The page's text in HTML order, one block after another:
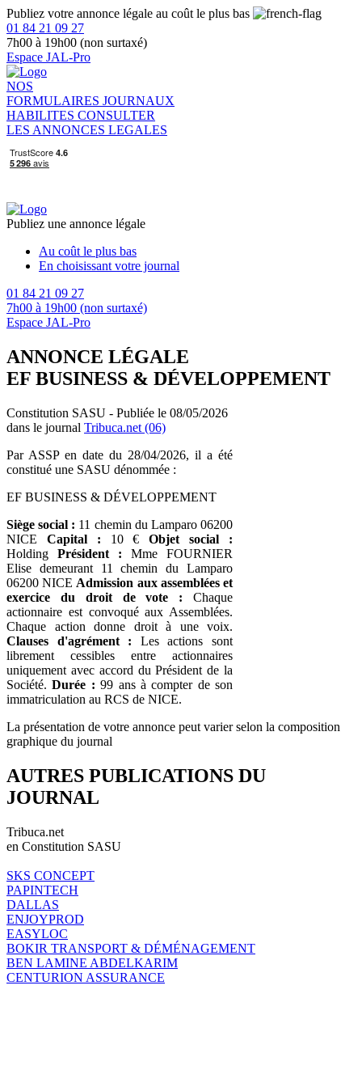
Publiez votre annonce légale au coût le plus bas
01 84 21 09 27
7h00 à 19h00 (non surtaxé)
Espace JAL-Pro
NOS
FORMULAIRES JOURNAUX
HABILITES CONSULTER
LES ANNONCES LEGALES
Publiez une annonce légale
Au coût le plus bas
En choisissant votre journal
01 84 21 09 27
7h00 à 19h00 (non surtaxé)
Espace JAL-Pro
ANNONCE LÉGALE
EF BUSINESS & DÉVELOPPEMENT
Constitution SASU - Publiée le 08/05/2026
dans le journal Tribuca.net (06)
Par ASSP en date du 28/04/2026, il a été
constitué une SASU dénommée :
EF BUSINESS & DÉVELOPPEMENT
Siège social : 11 chemin du Lamparo 06200
NICE Capital : 10 €Objet social :
Holding Président : Mme FOURNIER
Elise demeurant 11 chemin du Lamparo
06200 NICE Admission aux assemblées et
exercice du droit de vote : Chaque
actionnaire est convoqué aux Assemblées.
Chaque action donne droit à une voix.
Clauses d'agrément : Les actions sont
librement cessibles entre actionnaires
uniquement avec accord du Président de la
Société.Durée : 99 ans à compter de son
immatriculation au RCS de NICE.
La présentation de votre annonce peut varier selon la composition
graphique du journal
AUTRES PUBLICATIONS DU
JOURNAL
Tribuca.net
en Constitution SASU
SKS CONCEPT
PAPINTECH
DALLAS
ENJOYPROD
EASYLOC
BOKIR TRANSPORT & DÉMÉNAGEMENT
BEN LAMINE ABDELKARIM
CENTURION ASSURANCE